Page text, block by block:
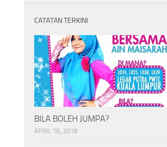
CATATAN TERKINI
BILA BOLEH JUMPA?
APRIL 16, 2018